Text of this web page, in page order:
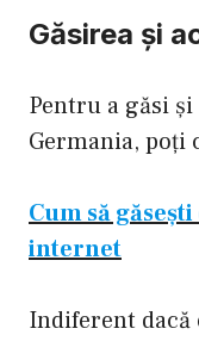
Găsirea și
Pentru a găsi
Germania,
Cum să găsești
internet
Indiferent dacă